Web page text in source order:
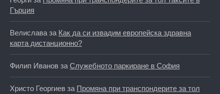
Гърция
Велислава за Как да си извадим европейска здравна
карта дистанционно?
Филип Иванов за Служебното паркиране в София
Христо Георгиев за Промяна при транспондерите за тол